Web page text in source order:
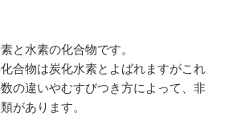
と水素の化合物です。
合物は炭化水素とよばれますがこれ
の違いやむすびつき方によって、非
があります。